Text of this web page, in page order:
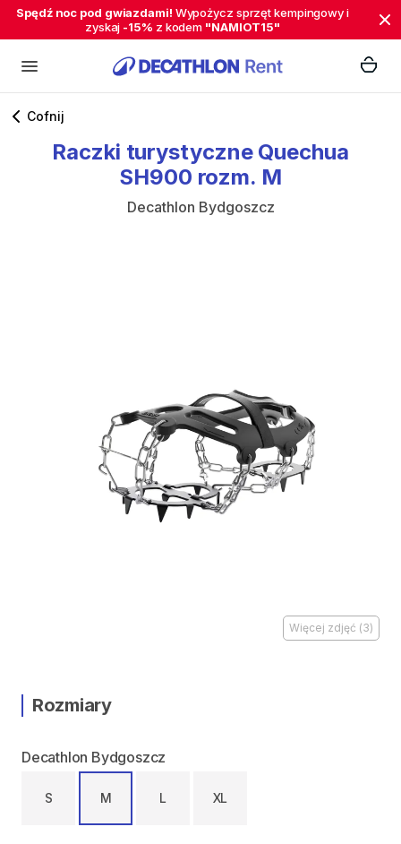
Spędź noc pod gwiazdami! Wypożycz sprzęt kempingowy i
zyskaj -15% z kodem "NAMIOT15"
Cofnij
Raczki turystyczne Quechua
SH900 rozm. M
Decathlon Bydgoszcz
Więcej zdjęć (3)
Rozmiary
Decathlon Bydgoszcz
S M L XL